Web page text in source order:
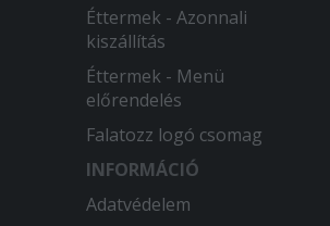
Éttermek - Azonnali
kiszállítás
Éttermek - Menü
előrendelés
Falatozz logó csomag
INFORMÁCIÓ
Adatvédelem